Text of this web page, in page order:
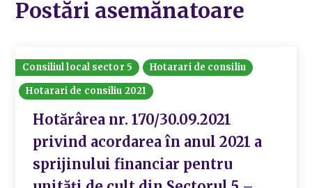
Postări asemănatoare
Consiliul local sector 5
Hotarari de consiliu
Hotarari de consiliu 2021
Hotărârea nr. 170/30.09.2021
privind acordarea în anul 2021 a
sprijinului financiar pentru